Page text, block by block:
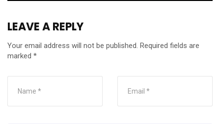
LEAVE A REPLY
Your email address will not be published. Required fields are
marked *